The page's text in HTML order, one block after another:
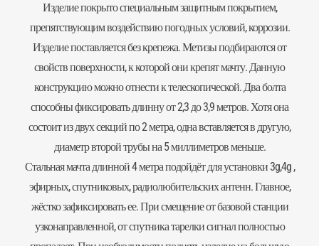
Изделие покрыто специальным защитным покрытием,
препятствующим воздействию погодных условий, коррозии.
Изделие поставляется безкрепежа. Метизы подбираются от
свойств поверхности, к которой они крепят мачту. Данную
конструкцию можно отнести к телескопической. Два болта
способны фиксировать длинну от 2,3 до 3,9 метров. Хотя она
состоит из двух секций по 2 метра, одна вставляется в другую,
диаметр второй трубы на 5 миллиметров меньше.
Стальная мачта длинной 4 метра подойдёт для установки 3g,4g ,
эфирных, спутниковых, радиолюбительских антенн. Главное,
жёстко зафиксировать ее. При смещение от базовой станции
узконаправленной, от спутника тарелки сигнал полностью